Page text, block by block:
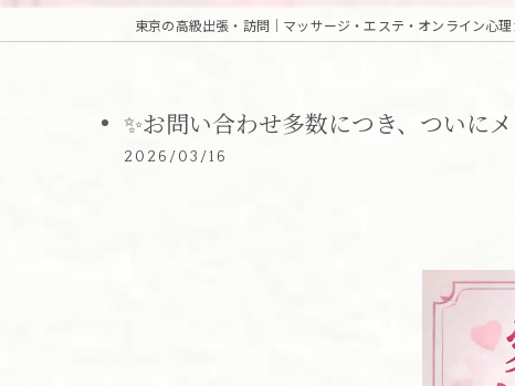
✨お問い合わせ多数につき、ついに
2026/03/16